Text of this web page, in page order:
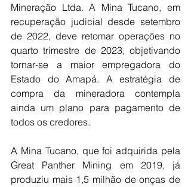
Mineração Ltda. A Mina Tucano, em
recuperação judicial desde setembro
de 2022, deve retomar operações no
quarto trimestre de 2023, objetivando
tornar-se a maior empregadora do
Estado do Amapá. A estratégia de
compra da mineradora contempla
ainda um plano para pagamento de
todos os credores.
A Mina Tucano, que foi adquirida pela
Great Panther Mining em 2019, já
produziu mais 1,5 milhão de onças de